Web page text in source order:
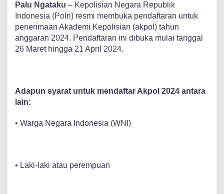
Palu Ngataku – Kepolisian Negara Republik
Indonesia (Polri) resmi membuka pendaftaran untuk
penerimaan Akademi Kepolisian (akpol) tahun
anggaran 2024. Pendaftaran ini dibuka mulai tanggal
26 Maret hingga 21 April 2024.
Adapun syarat untuk mendaftar Akpol 2024 antara
lain:
• Warga Negara Indonesia (WNI)
• Laki-laki atau perempuan